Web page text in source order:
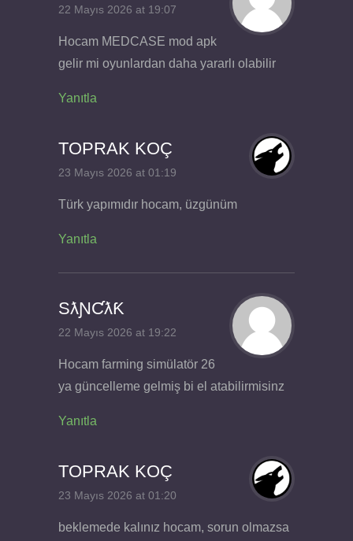
22 Mayıs 2026 at 19:07
Hocam MEDCASE mod apk
gelir mi oyunlardan daha yararlı olabilir
Yanıtla
TOPRAK KOÇ
23 Mayıs 2026 at 01:19
Türk yapımıdır hocam, üzgünüm
Yanıtla
SƛƝƇƛƘ
22 Mayıs 2026 at 19:22
Hocam farming simülatör 26
ya güncelleme gelmiş bi el atabilirmisinz
Yanıtla
TOPRAK KOÇ
23 Mayıs 2026 at 01:20
beklemede kalınız hocam, sorun olmazsa